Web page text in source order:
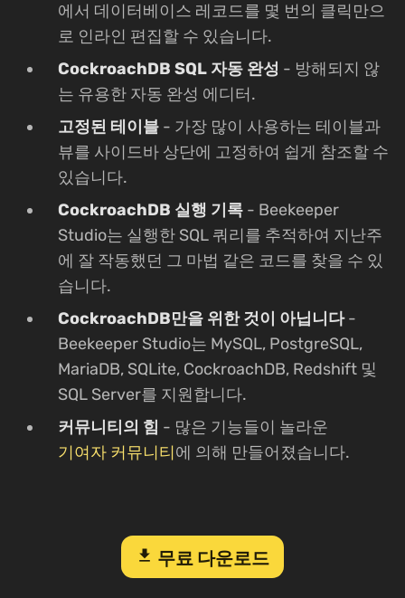
에서 데이터베이스 레코드를 몇 번의 클릭만으
로 인라인 편집할 수 있습니다.
CockroachDB SQL 자동 완성 - 방해되지 않
는 유용한 자동 완성 에디터.
고정된 테이블 - 가장 많이 사용하는 테이블과
뷰를 사이드바 상단에 고정하여 쉽게 참조할 수
있습니다.
CockroachDB 실행 기록 - Beekeeper
Studio는 실행한 SQL 쿼리를 추적하여 지난주
에 잘 작동했던 그 마법 같은 코드를 찾을 수 있
습니다.
CockroachDB만을 위한 것이 아닙니다-
Beekeeper Studio는 MySQL, PostgreSQL,
MariaDB, SQLite, CockroachDB, Redshift 및
SQL Server를 지원합니다.
커뮤니티의 힘 - 많은 기능들이 놀라운
기여자 커뮤니티에 의해 만들어졌습니다.
download 무료 다운로드